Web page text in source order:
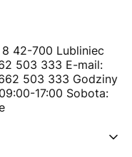
8 42-700 Lubliniec
503 333 E-mail:
503 333 Godziny
17:00 Sobota: